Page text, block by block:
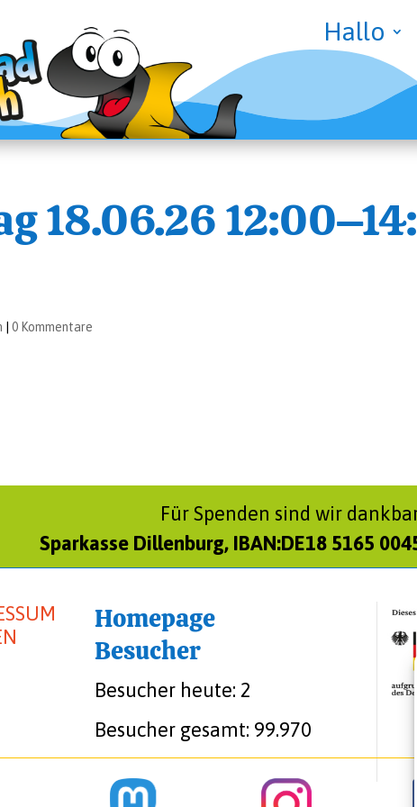
Hal­lo
18.06.26
|0 Kommentare
Für Spenden sind wir
Sparkasse Dillenburg, IBAN:DE18 5165
Homepage
Besucher
Besucher heute:2
Besucher gesamt: 99.970